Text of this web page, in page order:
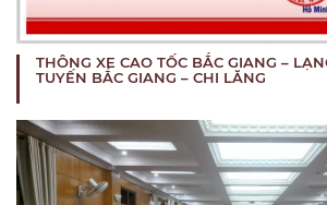
THÔNG XE CAO TỐC BẮC GIANG –
TUYẾN BẮC GIANG – CHI LĂNG